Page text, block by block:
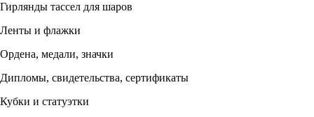
Гирлянды тассел для шаров
Ленты и флажки
Ордена, медали, значки
Дипломы, свидетельства, сертификаты
Кубки и статуэтки